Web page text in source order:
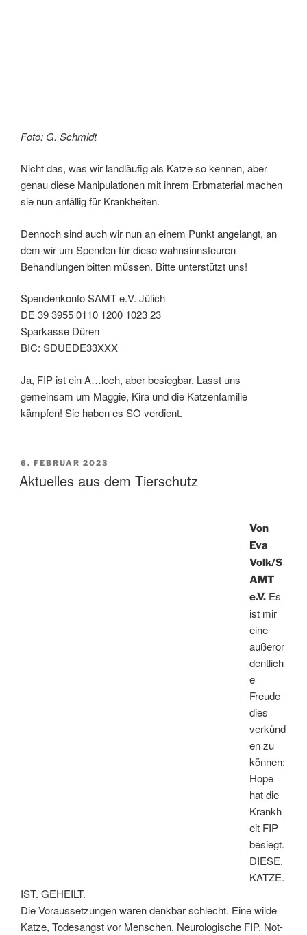
Foto: G. Schmidt
Nicht das, was wir landläufig als Katze so kennen, aber
genau diese Manipulationen mit ihrem Erbmaterial machen
sie nun anfällig für Krankheiten.
Dennoch sind auch wir nun an einem Punkt angelangt, an
dem wir um Spenden für diese wahnsinnsteuren
Behandlungen bitten müssen. Bitte unterstützt uns!
Spendenkonto SAMT e.V. Jülich
DE 39 3955 0110 1200 1023 23
Sparkasse Düren
BIC: SDUEDE33XXX
Ja, FIP ist ein A…loch, aber besiegbar. Lasst uns
gemeinsam um Maggie, Kira und die Katzenfamilie
kämpfen! Sie haben es SO verdient.
VERÖFFENTLICHT
AM
6. FEBRUAR 2023
Aktuelles aus dem Tierschutz
Von
Eva
Volk/S
AMT
e.V.Es
ist mir
eine
außeror
dentlich
e
Freude
dies
verkünd
en zu
können:
Hope
hat die
Krankh
eit FIP
besiegt.
DIESE.
KATZE.
IST. GEHEILT.
Die Voraussetzungen waren denkbar schlecht. Eine wilde
Katze, Todesangst vor Menschen. Neurologische FIP. Not-